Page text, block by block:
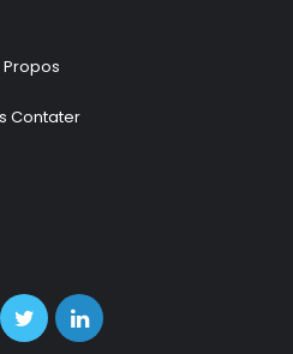
Propos
Contater
TwitterLinkedin